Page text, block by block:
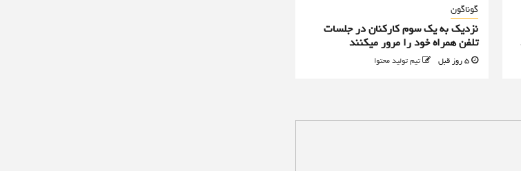
گوناگون
نزدیک به یک سوم کارکنان در جلسات
تلفن همراه خود را مرور میکنند
5 روز قبل تیم تولید محتوا